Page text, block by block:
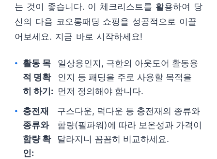
는 것이 좋습니다. 이 체크리스트를 활용하여 당
신의 다음 코오롱패딩 쇼핑을 성공적으로 이끌
어보세요. 지금 바로 시작하세요!
활동 목
적 명확
히 하기:
일상용인지, 극한의 아웃도어 활동용
인지 등 패딩을 주로 사용할 목적을
먼저 정의해야 합니다.
충전재
종류와
함량 확
인:
구스다운, 덕다운 등 충전재의 종류와
함량(필파워)에 따라 보온성과 가격이
달라지니 꼼꼼히 비교하세요.